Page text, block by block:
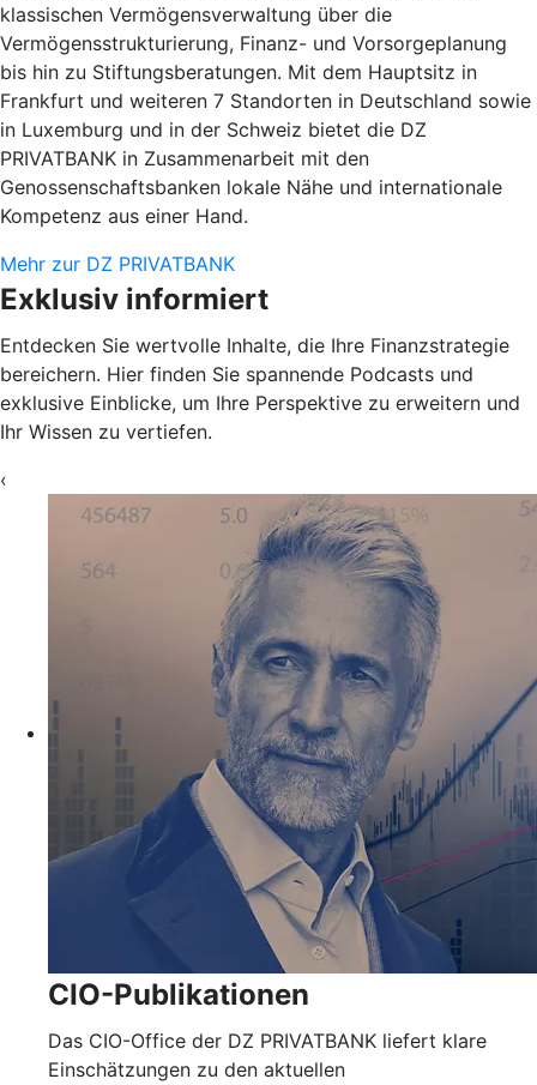
klassischen Vermögensverwaltung über die
Vermögensstrukturierung, Finanz- und Vorsorgeplanung
bis hin zu Stiftungsberatungen. Mit dem Hauptsitz in
Frankfurt und weiteren 7 Standorten in Deutschland sowie
in Luxemburg und in der Schweiz bietet die DZ
PRIVATBANK in Zusammenarbeit mit den
Genossenschaftsbanken lokale Nähe und internationale
Kompetenz aus einer Hand.
Mehr zur DZ PRIVATBANK
Exklusiv informiert
Entdecken Sie wertvolle Inhalte, die Ihre Finanzstrategie
bereichern. Hier finden Sie spannende Podcasts und
exklusive Einblicke, um Ihre Perspektive zu erweitern und
Ihr Wissen zu vertiefen.
‹
CIO-Publikationen
Das CIO-Office der DZ PRIVATBANK liefert klare
Einschätzungen zu den aktuellen